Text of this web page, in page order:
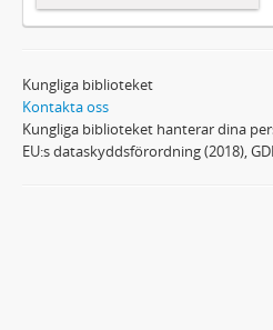
Kungliga biblioteket
Kontakta oss
Kungliga biblioteket hanterar dina
EU:s dataskyddsförordning (2018),